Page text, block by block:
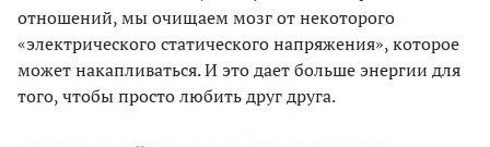
отношений, мы очищаем мозг от некоторого
«электрического статического напряжения», которое
может накапливаться. И это дает больше энергии для
того, чтобы просто любить друг друга.